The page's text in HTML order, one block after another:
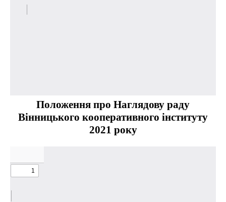
Положення про Наглядову раду
Вінницького кооперативного інституту
2021 року